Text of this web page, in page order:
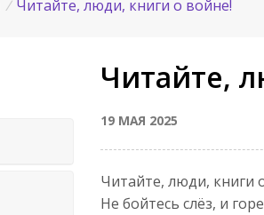
/ Читайте, люди, книги о войне!
Читайте,
19 МАЯ 2025
Читайте, люди, книги
Не бойтесь слёз, и